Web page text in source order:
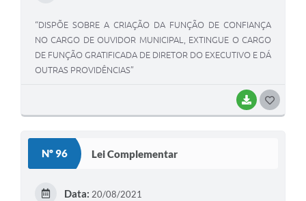
BAIXAR
“DISPÕE SOBRE A CRIAÇÃO DA FUNÇÃO DE CONFIANÇA
NO CARGO DE OUVIDOR MUNICIPAL, EXTINGUE O CARGO
DE FUNÇÃO GRATIFICADA DE DIRETOR DO EXECUTIVO E DÁ
OUTRAS PROVIDÊNCIAS”
Nº 96 Lei Complementar
Data: 20/08/2021